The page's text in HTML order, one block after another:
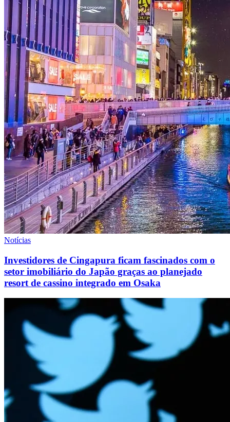
Notícias
Investidores de Cingapura ficam fascinados com o
setor imobiliário do Japão graças ao planejado
resort de cassino integrado em Osaka